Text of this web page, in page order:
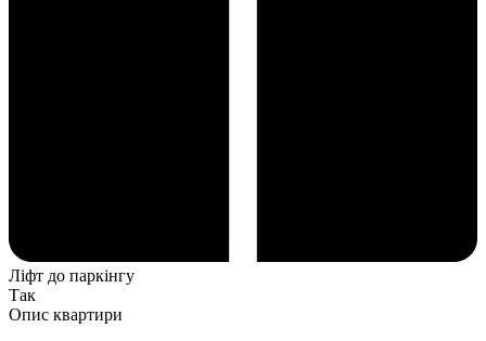
Ліфт до паркінгу
Так
Опис квартири